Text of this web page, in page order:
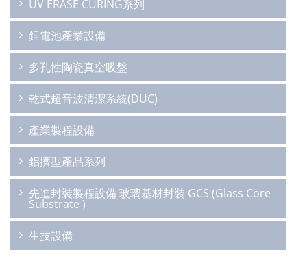
UV ERASE CURING系列
鋰電池產業設備
多孔性陶瓷真空吸盤
乾式超音波清潔系統(DUC)
產業製程設備
鋁擠型產品系列
先進封裝製程設備 玻璃基材封裝 GCS (Glass Core
Substrate )
生技設備